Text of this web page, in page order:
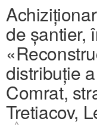
de şantier,
distribuție
Comrat,
Tretiacov,